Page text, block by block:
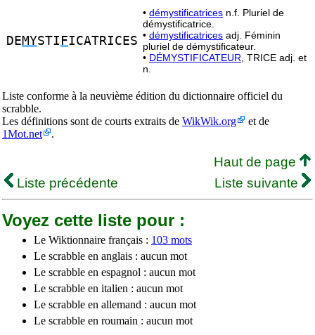
DEMYSTI FICATRICES
• démystificatrices n.f. Pluriel de
démystificatrice.
• démystificatrices adj. Féminin
pluriel de démystificateur.
• DÉMYSTIFICATEUR, TRICE adj. et
n.
Liste conforme à la neuvième édition du dictionnaire officiel du
scrabble.
Les définitions sont de courts extraits de WikWik.org
et de
1Mot.net
.
Haut de page
Liste précédente
Liste suivante
Voyez cette liste pour :
Le Wiktionnaire français : 103 mots
Le scrabble en anglais : aucun mot
Le scrabble en espagnol : aucun mot
Le scrabble en italien : aucun mot
Le scrabble en allemand : aucun mot
Le scrabble en roumain : aucun mot